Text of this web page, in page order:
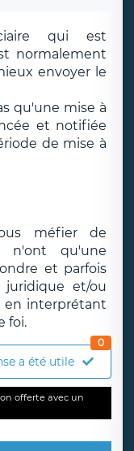
qui est
normalement
envoyer le
qu'une mise à
et notifiée
de mise à
méfier de
n'ont qu'une
et parfois
juridique et/ou
en interprétant
foi.
a été utile
0
offerte avec un